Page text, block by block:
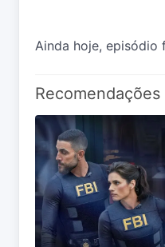
Ainda hoje, episódio
Recomendações